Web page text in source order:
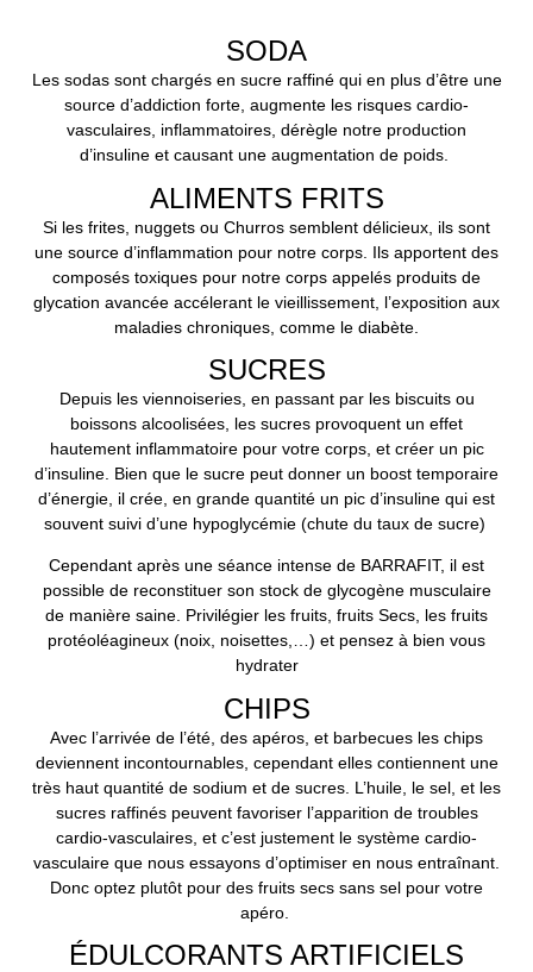
SODA
Les sodas sont chargés en sucre raffiné qui en plus d’être une
source d’addiction forte, augmente les risques cardio-
vasculaires, inflammatoires, dérègle notre production
d’insuline et causant une augmentation de poids.
ALIMENTS FRITS
Si les frites, nuggets ou Churros semblent délicieux, ils sont
une source d’inflammation pour notre corps. Ils apportent des
composés toxiques pour notre corps appelés produits de
glycation avancée accélerant le vieillissement, l’exposition aux
maladies chroniques, comme le diabète.
SUCRES
Depuis les viennoiseries, en passant par les biscuits ou
boissons alcoolisées, les sucres provoquent un effet
hautement inflammatoire pour votre corps, et créer un pic
d’insuline. Bien que le sucre peut donner un boost temporaire
d’énergie, il crée, en grande quantité un pic d’insuline qui est
souvent suivi d’une hypoglycémie (chute du taux de sucre)
Cependant après une séance intense de BARRAFIT, il est
possible de reconstituer son stock de glycogène musculaire
de manière saine. Privilégier les fruits, fruits Secs, les fruits
protéoléagineux (noix, noisettes,…) et pensez à bien vous
hydrater
CHIPS
Avec l’arrivée de l’été, des apéros, et barbecues les chips
deviennent incontournables, cependant elles contiennent une
très haut quantité de sodium et de sucres. L’huile, le sel, et les
sucres raffinés peuvent favoriser l’apparition de troubles
cardio-vasculaires, et c’est justement le système cardio-
vasculaire que nous essayons d’optimiser en nous entraînant.
Donc optez plutôt pour des fruits secs sans sel pour votre
apéro.
ÉDULCORANTS ARTIFICIELS